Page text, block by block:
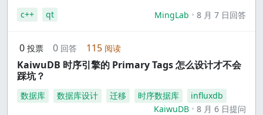
c++ qt MingLab 8 月 7 日回答
0 投票 0 回答 115 阅读
KaiwuDB 时序引擎的 Primary Tags 怎么设计才不会
踩坑？
数据库 数据库设计 迁移 时序数据库
influxdb
KaiwuDB
8 月 6 日提问